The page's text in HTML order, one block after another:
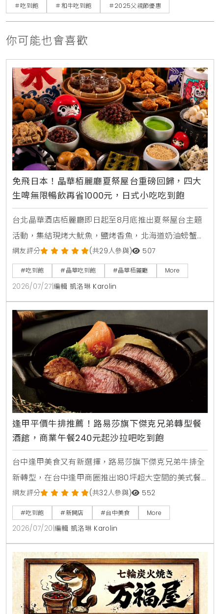
＃吃到飽 ＃和牛吃到飽 ＃2025父親節優惠
你可能也會喜歡
免飛日本！晶華栢麗廳夏祭屋台重磅回歸，四大
生啤無限暢飲再省1000元，日式小吃吃到飽
台北晶華酒店栢麗廳即日起至8月底推出夏祭屋台主題
活動，集結現烤大魷魚，鹽烤香魚，北海道奶油螃蟹燒
及甜蝦鮭魚親子丼等十數款日本街邊美食，搭配日本四
大生啤無限暢飲，下載晶華會APP領取折價券，4人同
行最高可折抵1000元，是暑假聚餐首選。
網友評分 (共29人參與) 507
#吃到飽 #晶華吃到飽 #晶華栢麗廳 More
2026/07/27 編輯 凱洛琳 Karolin
逢甲平價牛排推薦！路易莎旗下傑克兄弟轉型餐
酒館，商業午餐240元起沙拉吧吃到飽
台中逢甲美食又有新選擇，路易莎旗下傑克兄弟牛排全
新轉型，在台中逢甲商圈推出180坪超大空間的美式餐
酒館新店型。主打從早午餐，商業午餐到深夜餐酒全時
段供應，平日點早午餐加49元，晚上週末加99元即享
自助沙拉吧，路易莎咖啡無限續。商業午餐240元起，
更提供現烤披薩，各式烤串與超過100款世界微醺飲
品，是台中西屯朋友聚會，看球賽放鬆的寶藏餐廳。
網友評分 (共32人參與) 552
#吃到飽 #新開店 #台中美食 More
2026/07/20 編輯 凱洛琳 Karolin